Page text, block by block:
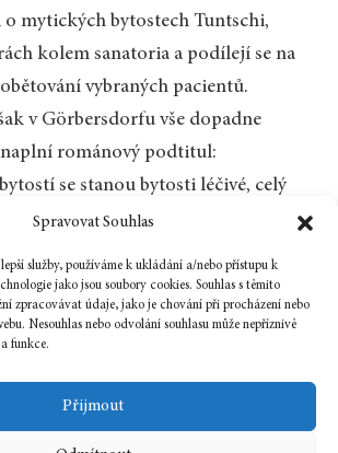
Spravovat Souhlas
služby, používáme k ukládání a/nebo přístupu k
jako jsou soubory cookies. Souhlas s těmito
zpracovávat údaje, jako je chování při procházení nebo
Nesouhlas nebo odvolání souhlasu může nepříznivě
funkce.
Přijmout
mytických bytostech Tuntschi,
kolem sanatoria a podílejí se na
vybraných pacientů.
v Görbersdorfu vše dopadne
románový podtitul:
se stanou bytosti léčivé, celý
lázní nalezne novou rovnováhu
nad patriarchátem, lží